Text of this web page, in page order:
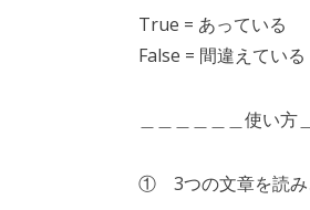
True = あっている
False = 間違えている
＿＿＿＿＿＿使い方
① 3つの文章を読み